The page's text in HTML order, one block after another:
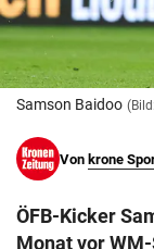
© Krone
Muthgasse 2,
Samson Baidoo
Von krone
ÖFB-Kicker
Monat vor